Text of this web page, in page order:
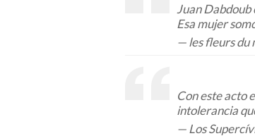
Juan
Esa mujer
— les fleurs du
Con este acto
intolerancia
— Los